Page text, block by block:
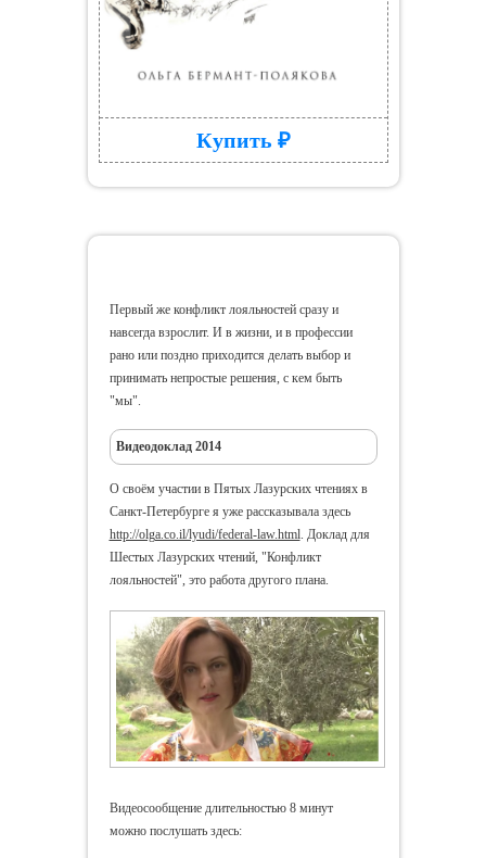
Купить ₽
Первый же конфликт лояльностей сразу и
навсегда взрослит. И в жизни, и в профессии
рано или поздно приходится делать выбор и
принимать непростые решения, с кем быть
"мы".
Видеодоклад 2014
О своём участии в Пятых Лазурских чтениях в
Санкт-Петербурге я уже рассказывала здесь
http://olga.co.il/lyudi/federal-law.html. Доклад для
Шестых Лазурских чтений, "Конфликт
лояльностей", это работа другого плана.
Видеосообщение длительностью 8 минут
можно послушать здесь: